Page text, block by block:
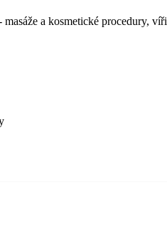
a kosmetické procedury,